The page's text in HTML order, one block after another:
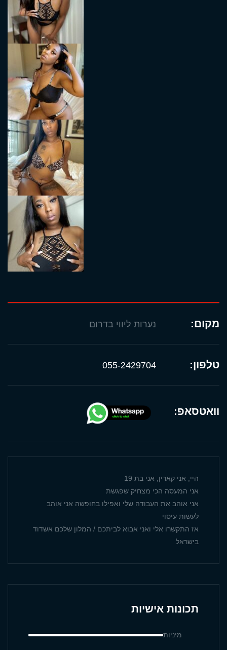
מקום: נערות ליווי בדרום
טלפון: 055-2429704
וואטסאפ:
היי, אני קארין, אני בת 19
אני המעסה הכי מצחיק שפגשת
אני אוהב את העבודה שלי ואפילו בחופשה אני אוהב
לעשות עיסוי
אז התקשרו אלי ואני אבוא לביתכם / המלון שלכם אשדוד
בישראל
תכונות אישיות
מיניות